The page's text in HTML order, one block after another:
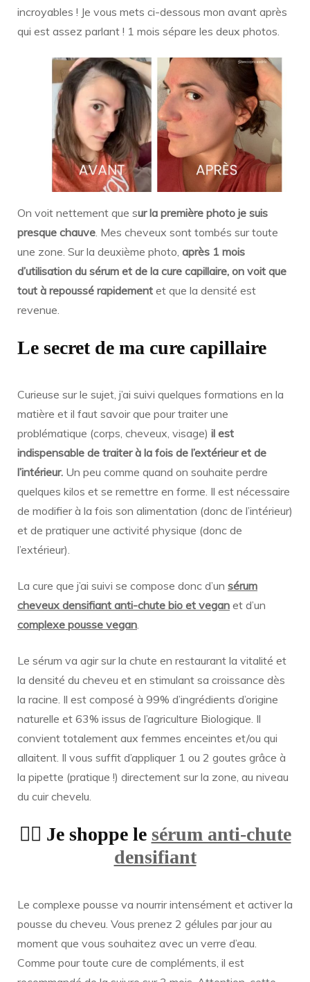
incroyables ! Je vous mets ci-dessous mon avant après
qui est assez parlant ! 1 mois sépare les deux photos.
On voit nettement que sur la première photo je suis
presque chauve. Mes cheveux sont tombés sur toute
une zone. Sur la deuxième photo, après 1 mois
d’utilisation du sérum et de la cure capillaire, on voit que
tout à repoussé rapidement et que la densité est
revenue.
Le secret de ma cure capillaire
Curieuse sur le sujet, j’ai suivi quelques formations en la
matière et il faut savoir que pour traiter une
problématique (corps, cheveux, visage) il est
indispensable de traiter à la fois de l’extérieur et de
l’intérieur. Un peu comme quand on souhaite perdre
quelques kilos et se remettre en forme. Il est nécessaire
de modifier à la fois son alimentation (donc de l’intérieur)
et de pratiquer une activité physique (donc de
l’extérieur).
La cure que j’ai suivi se compose donc d’un sérum
cheveux densifiant anti-chute bio et vegan et d’un
complexe pousse vegan.
Le sérum va agir sur la chute en restaurant la vitalité et
la densité du cheveu et en stimulant sa croissance dès
la racine. Il est composé à 99% d’ingrédients d’origine
naturelle et 63% issus de l’agriculture Biologique. Il
convient totalement aux femmes enceintes et/ou qui
allaitent. Il vous suffit d’appliquer 1 ou 2 goutes grâce à
la pipette (pratique !) directement sur la zone, au niveau
du cuir chevelu.
👉🏻 Je shoppe le sérum anti-chute
densifiant
Le complexe pousse va nourrir intensément et activer la
pousse du cheveu. Vous prenez 2 gélules par jour au
moment que vous souhaitez avec un verre d’eau.
Comme pour toute cure de compléments, il est